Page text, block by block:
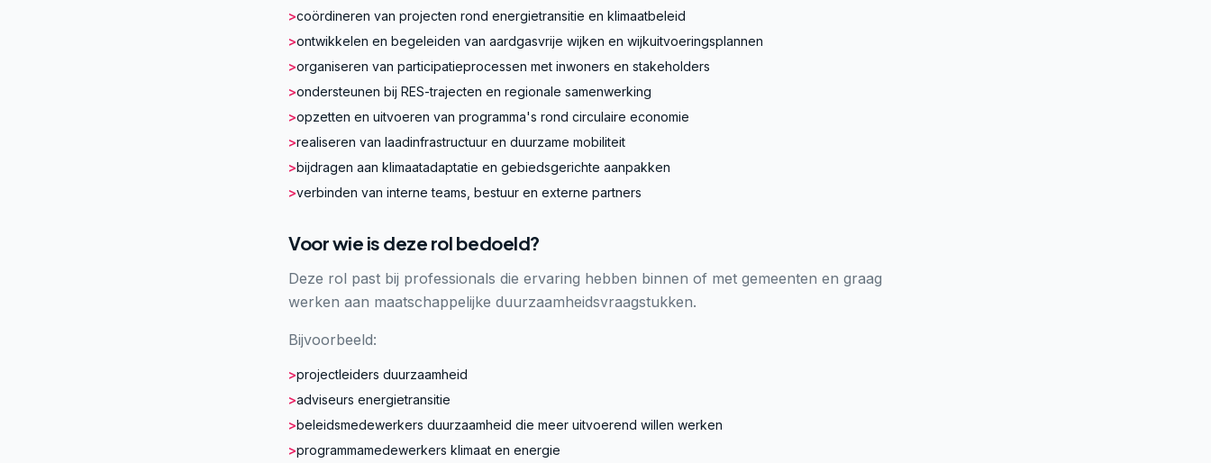
>coördineren van projecten rond energietransitie en klimaatbeleid
>ontwikkelen en begeleiden van aardgasvrije wijken en wijkuitvoeringsplannen
>organiseren van participatieprocessen met inwoners en stakeholders
>ondersteunen bij RES-trajecten en regionale samenwerking
>opzetten en uitvoeren van programma's rond circulaire economie
>realiseren van laadinfrastructuur en duurzame mobiliteit
>bijdragen aan klimaatadaptatie en gebiedsgerichte aanpakken
>verbinden van interne teams, bestuur en externe partners
Voor wie is deze rol bedoeld?
Deze rol past bij professionals die ervaring hebben binnen of met gemeenten en graag
werken aan maatschappelijke duurzaamheidsvraagstukken.
Bijvoorbeeld:
>projectleiders duurzaamheid
>adviseurs energietransitie
>beleidsmedewerkers duurzaamheid die meer uitvoerend willen werken
>programmamedewerkers klimaat en energie